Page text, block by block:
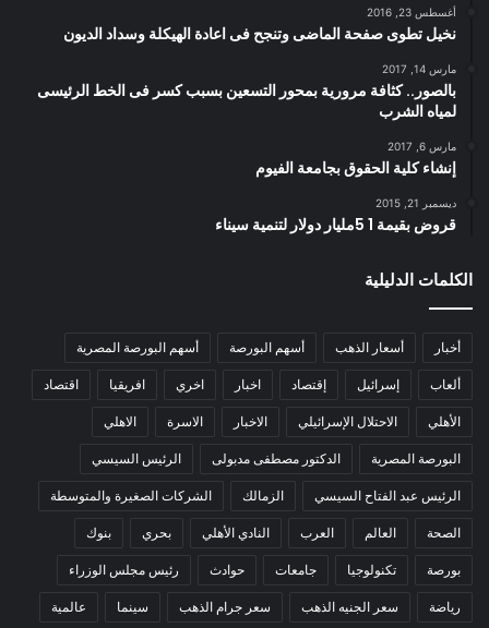
أغسطس 23, 2016
نخيل تطوى صفحة الماضى وتنجح فى اعادة الهيكلة وسداد الديون
مارس 14, 2017
بالصور.. كثافة مرورية بمحور التسعين بسبب كسر فى الخط الرئيسى
لمياه الشرب
مارس 6, 2017
إنشاء كلية الحقوق بجامعة الفيوم
ديسمبر 21, 2015
قروض بقيمة 1 5مليار دولار لتنمية سيناء
الكلمات الدليلية
أخبار أسعار الذهب أسهم البورصة أسهم البورصة المصرية
ألعاب إسرائيل إقتصاد اخبار اخري افريقيا اقتصاد
الأهلي الاحتلال الإسرائيلي الاخبار الاسرة الاهلي
البورصة المصرية الدكتور مصطفى مدبولى الرئيس السيسي
الرئيس عبد الفتاح السيسي الزمالك الشركات الصغيرة والمتوسطة
الصحة العالم العرب النادي الأهلي بحري بنوك
بورصة تكنولوجيا جامعات حوادث رئيس مجلس الوزراء
رياضة سعر الجنيه الذهب سعر جرام الذهب سينما عالمية